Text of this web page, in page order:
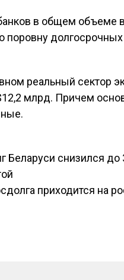
в общем объеме
реальный сектор
млрд. Причем
Беларуси снизился
приходится на